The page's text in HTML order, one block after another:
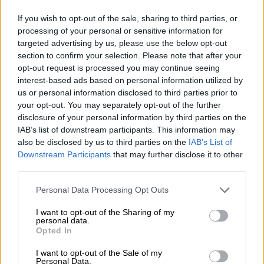
If you wish to opt-out of the sale, sharing to third parties, or
processing of your personal or sensitive information for
targeted advertising by us, please use the below opt-out
section to confirm your selection. Please note that after your
opt-out request is processed you may continue seeing
interest-based ads based on personal information utilized by
us or personal information disclosed to third parties prior to
your opt-out. You may separately opt-out of the further
disclosure of your personal information by third parties on the
IAB’s list of downstream participants. This information may
also be disclosed by us to third parties on the IAB’s List of
Downstream Participants that may further disclose it to other
Please note that this website/app uses one or more Google
not limited to your visit or usage behaviour. You may click to
grant or deny consent to Google and its third-party tags to
use your data for below specified purposes in below Google
consent section.
Personal Data Processing Opt Outs
I want to opt-out of the Sharing of my
personal data.
Opted In
I want to opt-out of the Sale of my
Personal Data.
στο όμορφο αυτό μέρος.
ΔΙΑΒΑΣΤΕ ΕΠΙΣΗΣ
Travel|17.08.2024 06:00
Δύο παραλίες της ανατολικής
Αττικής που είναι ιδανικές για
οικογένειες με μικρά παιδιά
video